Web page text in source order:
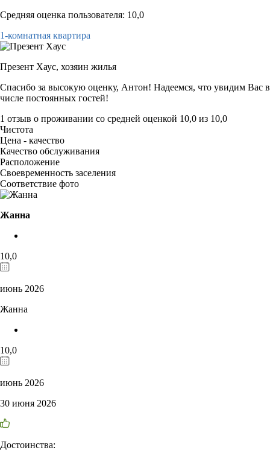
Средняя оценка пользователя: 10,0
1-комнатная квартира
Презент Хаус, хозяин жилья
Спасибо за высокую оценку, Антон! Надеемся, что увидим Вас в
числе постоянных гостей!
1 отзыв о проживании со средней оценкой 10,0 из 10,0
Чистота
Цена - качество
Качество обслуживания
Расположение
Своевременность заселения
Соответствие фото
Жанна
10,0
июнь 2026
Жанна
10,0
июнь 2026
30 июня 2026
Достоинства: